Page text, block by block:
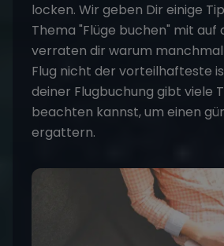
locken. Wir geben Dir einige
Thema "Flüge buchen" mit auf
verraten dir warum
Flug nicht der vorteilhafteste
deiner Flugbuchung gibt viele
beachten kannst, um einen
ergattern.